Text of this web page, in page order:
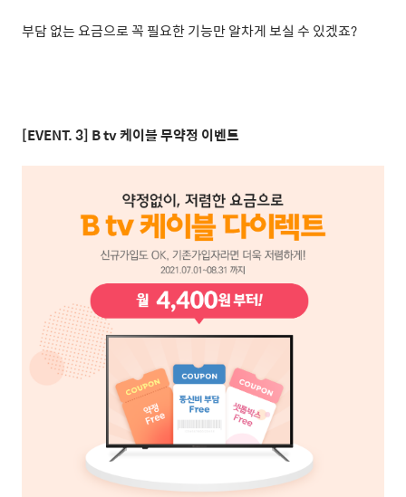
부담 없는 요금으로 꼭 필요한 기능만 알차게 보실 수 있겠죠?
[EVENT. 3] B tv케이블 무약정 이벤트